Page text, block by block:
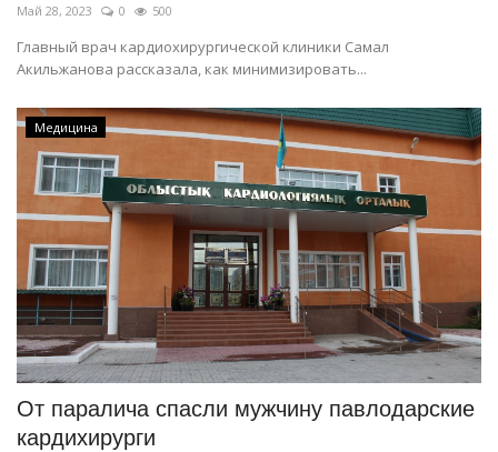
Май 28, 2023 0 500
Главный врач кардиохирургической клиники Самал
Акильжанова рассказала, как минимизировать...
Медицина
От паралича спасли мужчину павлодарские
кардихирурги